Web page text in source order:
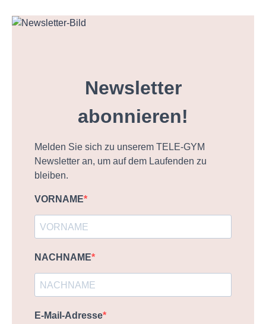
Newsletter
abonnieren!
Melden Sie sich zu unserem TELE-GYM
Newsletter an, um auf dem Laufenden zu
bleiben.
VORNAME
NACHNAME
E-Mail-Adresse